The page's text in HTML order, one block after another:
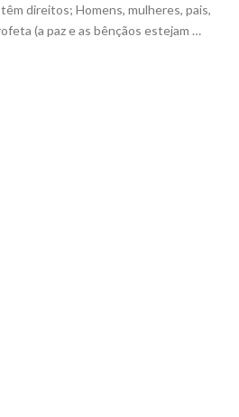
direitos; Homens, mulheres, pais,
(a paz e as bênçãos estejam …